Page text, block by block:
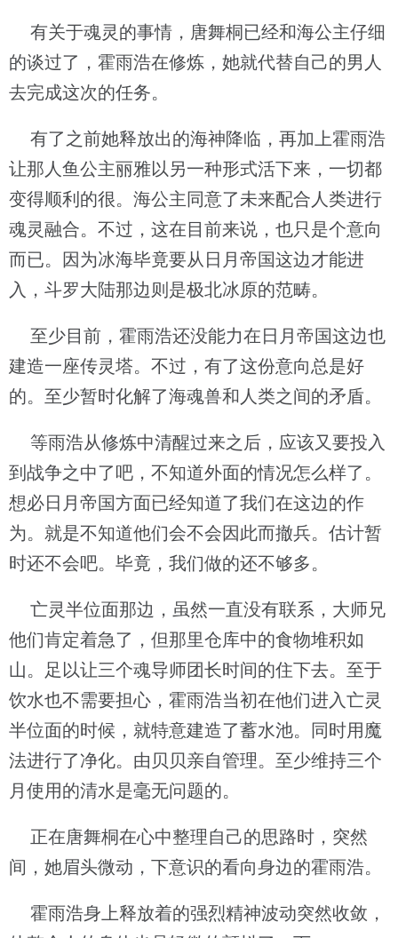
有关于魂灵的事情，唐舞桐已经和海公主仔细
的谈过了，霍雨浩在修炼，她就代替自己的男人
去完成这次的任务。
有了之前她释放出的海神降临，再加上霍雨浩
让那人鱼公主丽雅以另一种形式活下来，一切都
变得顺利的很。海公主同意了未来配合人类进行
魂灵融合。不过，这在目前来说，也只是个意向
而已。因为冰海毕竟要从日月帝国这边才能进
入，斗罗大陆那边则是极北冰原的范畴。
至少目前，霍雨浩还没能力在日月帝国这边也
建造一座传灵塔。不过，有了这份意向总是好
的。至少暂时化解了海魂兽和人类之间的矛盾。
等雨浩从修炼中清醒过来之后，应该又要投入
到战争之中了吧，不知道外面的情况怎么样了。
想必日月帝国方面已经知道了我们在这边的作
为。就是不知道他们会不会因此而撤兵。估计暂
时还不会吧。毕竟，我们做的还不够多。
亡灵半位面那边，虽然一直没有联系，大师兄
他们肯定着急了，但那里仓库中的食物堆积如
山。足以让三个魂导师团长时间的住下去。至于
饮水也不需要担心，霍雨浩当初在他们进入亡灵
半位面的时候，就特意建造了蓄水池。同时用魔
法进行了净化。由贝贝亲自管理。至少维持三个
月使用的清水是毫无问题的。
正在唐舞桐在心中整理自己的思路时，突然
间，她眉头微动，下意识的看向身边的霍雨浩。
霍雨浩身上释放着的强烈精神波动突然收敛，